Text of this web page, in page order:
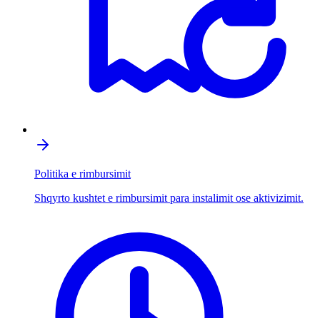
Politika e rimbursimit
Shqyrto kushtet e rimbursimit para instalimit ose aktivizimit.